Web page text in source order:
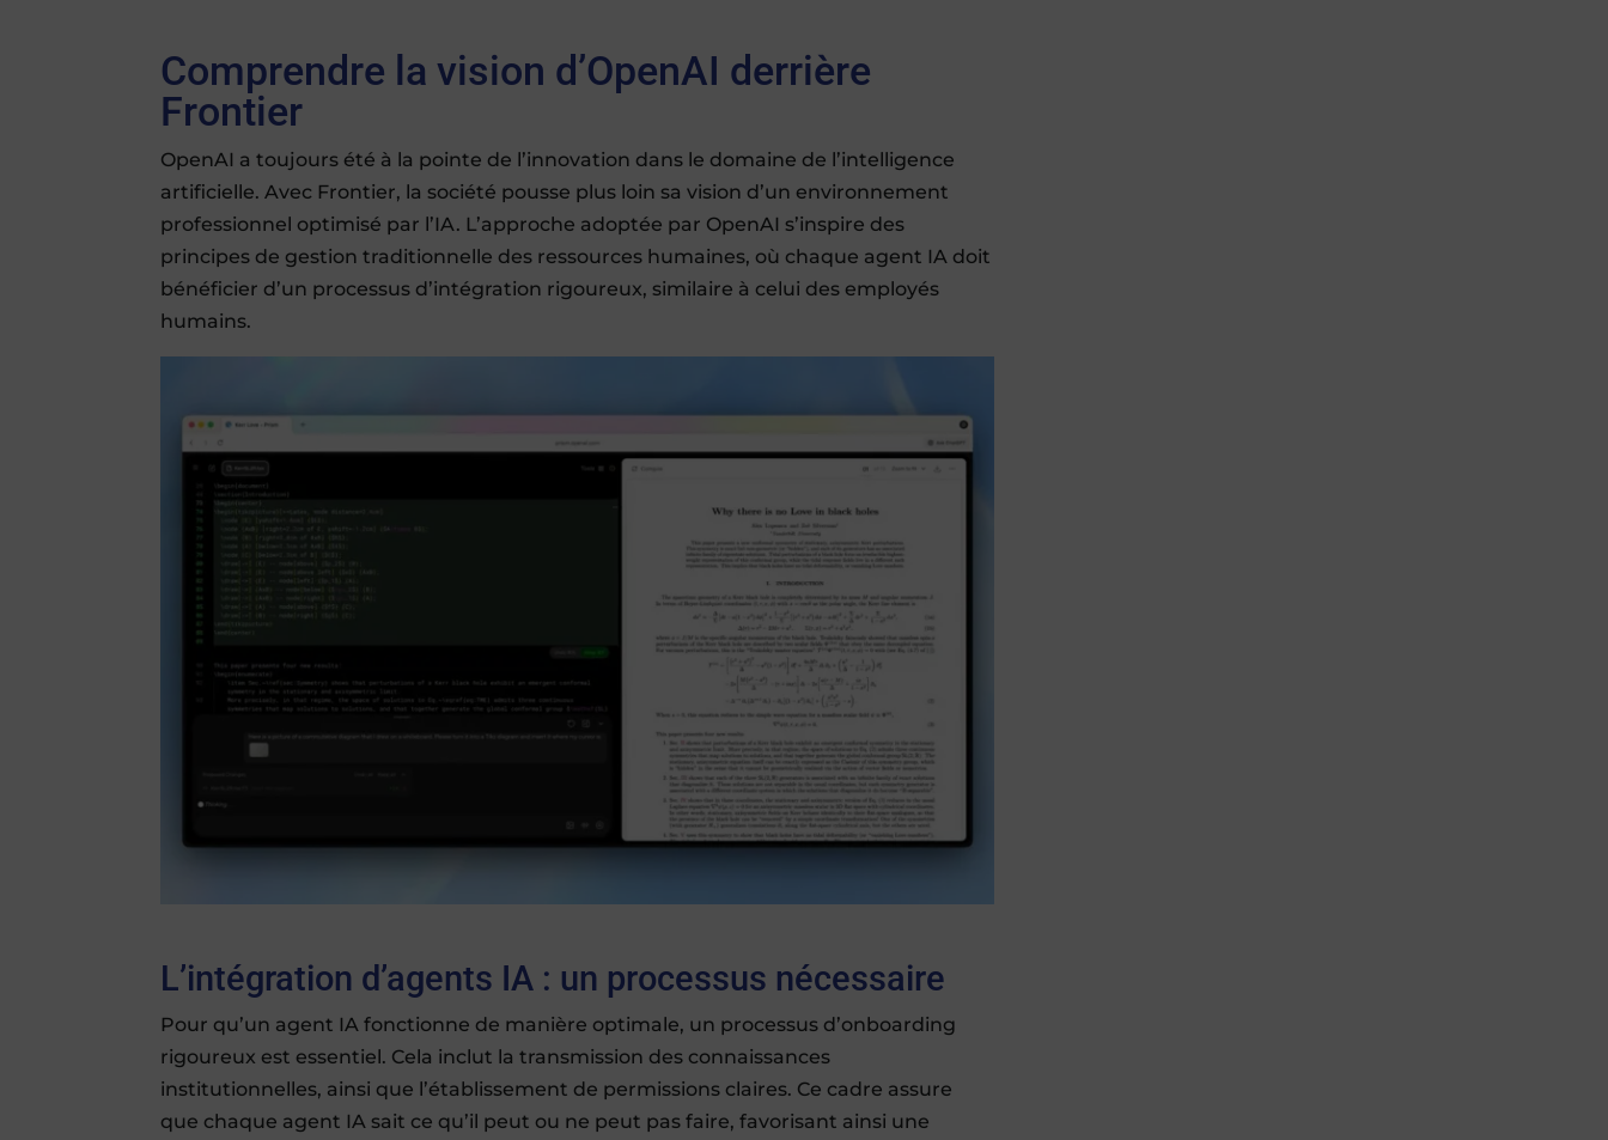
Comprendre la vision d’OpenAI derrière
Frontier
OpenAI a toujours été à la pointe de l’innovation dans le domaine de l’intelligence
artificielle. Avec Frontier, la société pousse plus loin sa vision d’un environnement
professionnel optimisé par l’IA. L’approche adoptée par OpenAI s’inspire des
principes de gestion traditionnelle des ressources humaines, où chaque agent IA doit
bénéficier d’un processus d’intégration rigoureux, similaire à celui des employés
humains.
L’intégration d’agents IA : un processus nécessaire
Pour qu’un agent IA fonctionne de manière optimale, un processus d’onboarding
rigoureux est essentiel. Cela inclut la transmission des connaissances
institutionnelles, ainsi que l’établissement de permissions claires. Ce cadre assure
que chaque agent IA sait ce qu’il peut ou ne peut pas faire, favorisant ainsi une